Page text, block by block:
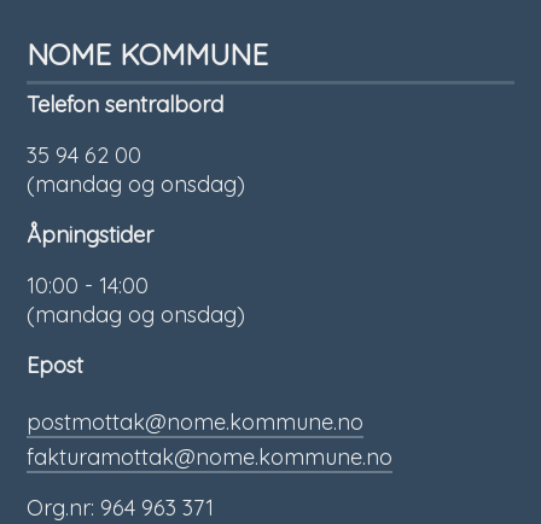
NOME KOMMUNE
Telefon sentralbord
35 94 62 00
(mandag og onsdag)
Åpningstider
10:00 - 14:00
(mandag og onsdag)
Epost
postmottak@nome.kommune.no
fakturamottak@nome.kommune.no
Org.nr: 964 963 371